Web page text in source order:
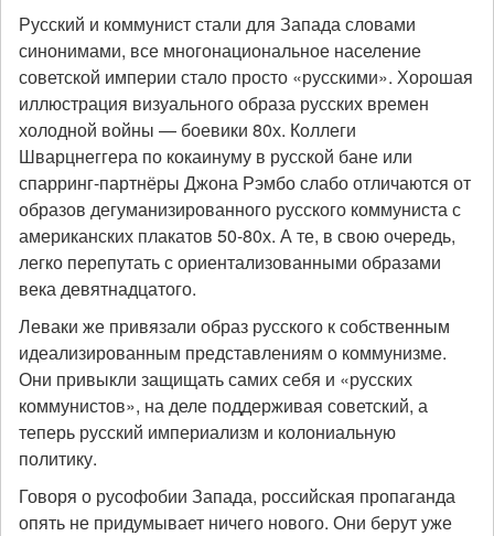
Русский и коммунист стали для Запада словами
синонимами, все многонациональное население
советской империи стало просто «русскими». Хорошая
иллюстрация визуального образа русских времен
холодной войны — боевики 80х. Коллеги
Шварцнеггера по кокаинуму в русской бане или
спарринг-партнёры Джона Рэмбо слабо отличаются от
образов дегуманизированного русского коммуниста с
американских плакатов 50-80х. А те, в свою очередь,
легко перепутать с ориентализованными образами
века девятнадцатого.
Леваки же привязали образ русского к собственным
идеализированным представлениям о коммунизме.
Они привыкли защищать самих себя и «русских
коммунистов», на деле поддерживая советский, а
теперь русский империализм и колониальную
политику.
Говоря о русофобии Запада, российская пропаганда
опять не придумывает ничего нового. Они берут уже